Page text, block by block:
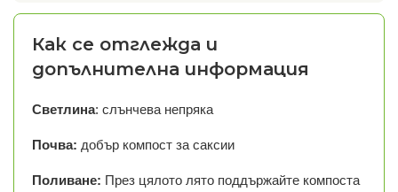
Как се отглежда и
допълнителна информация
Светлина: слънчева непряка
Почва: добър компост за саксии
Поливане: През цялото лято поддържайте компоста